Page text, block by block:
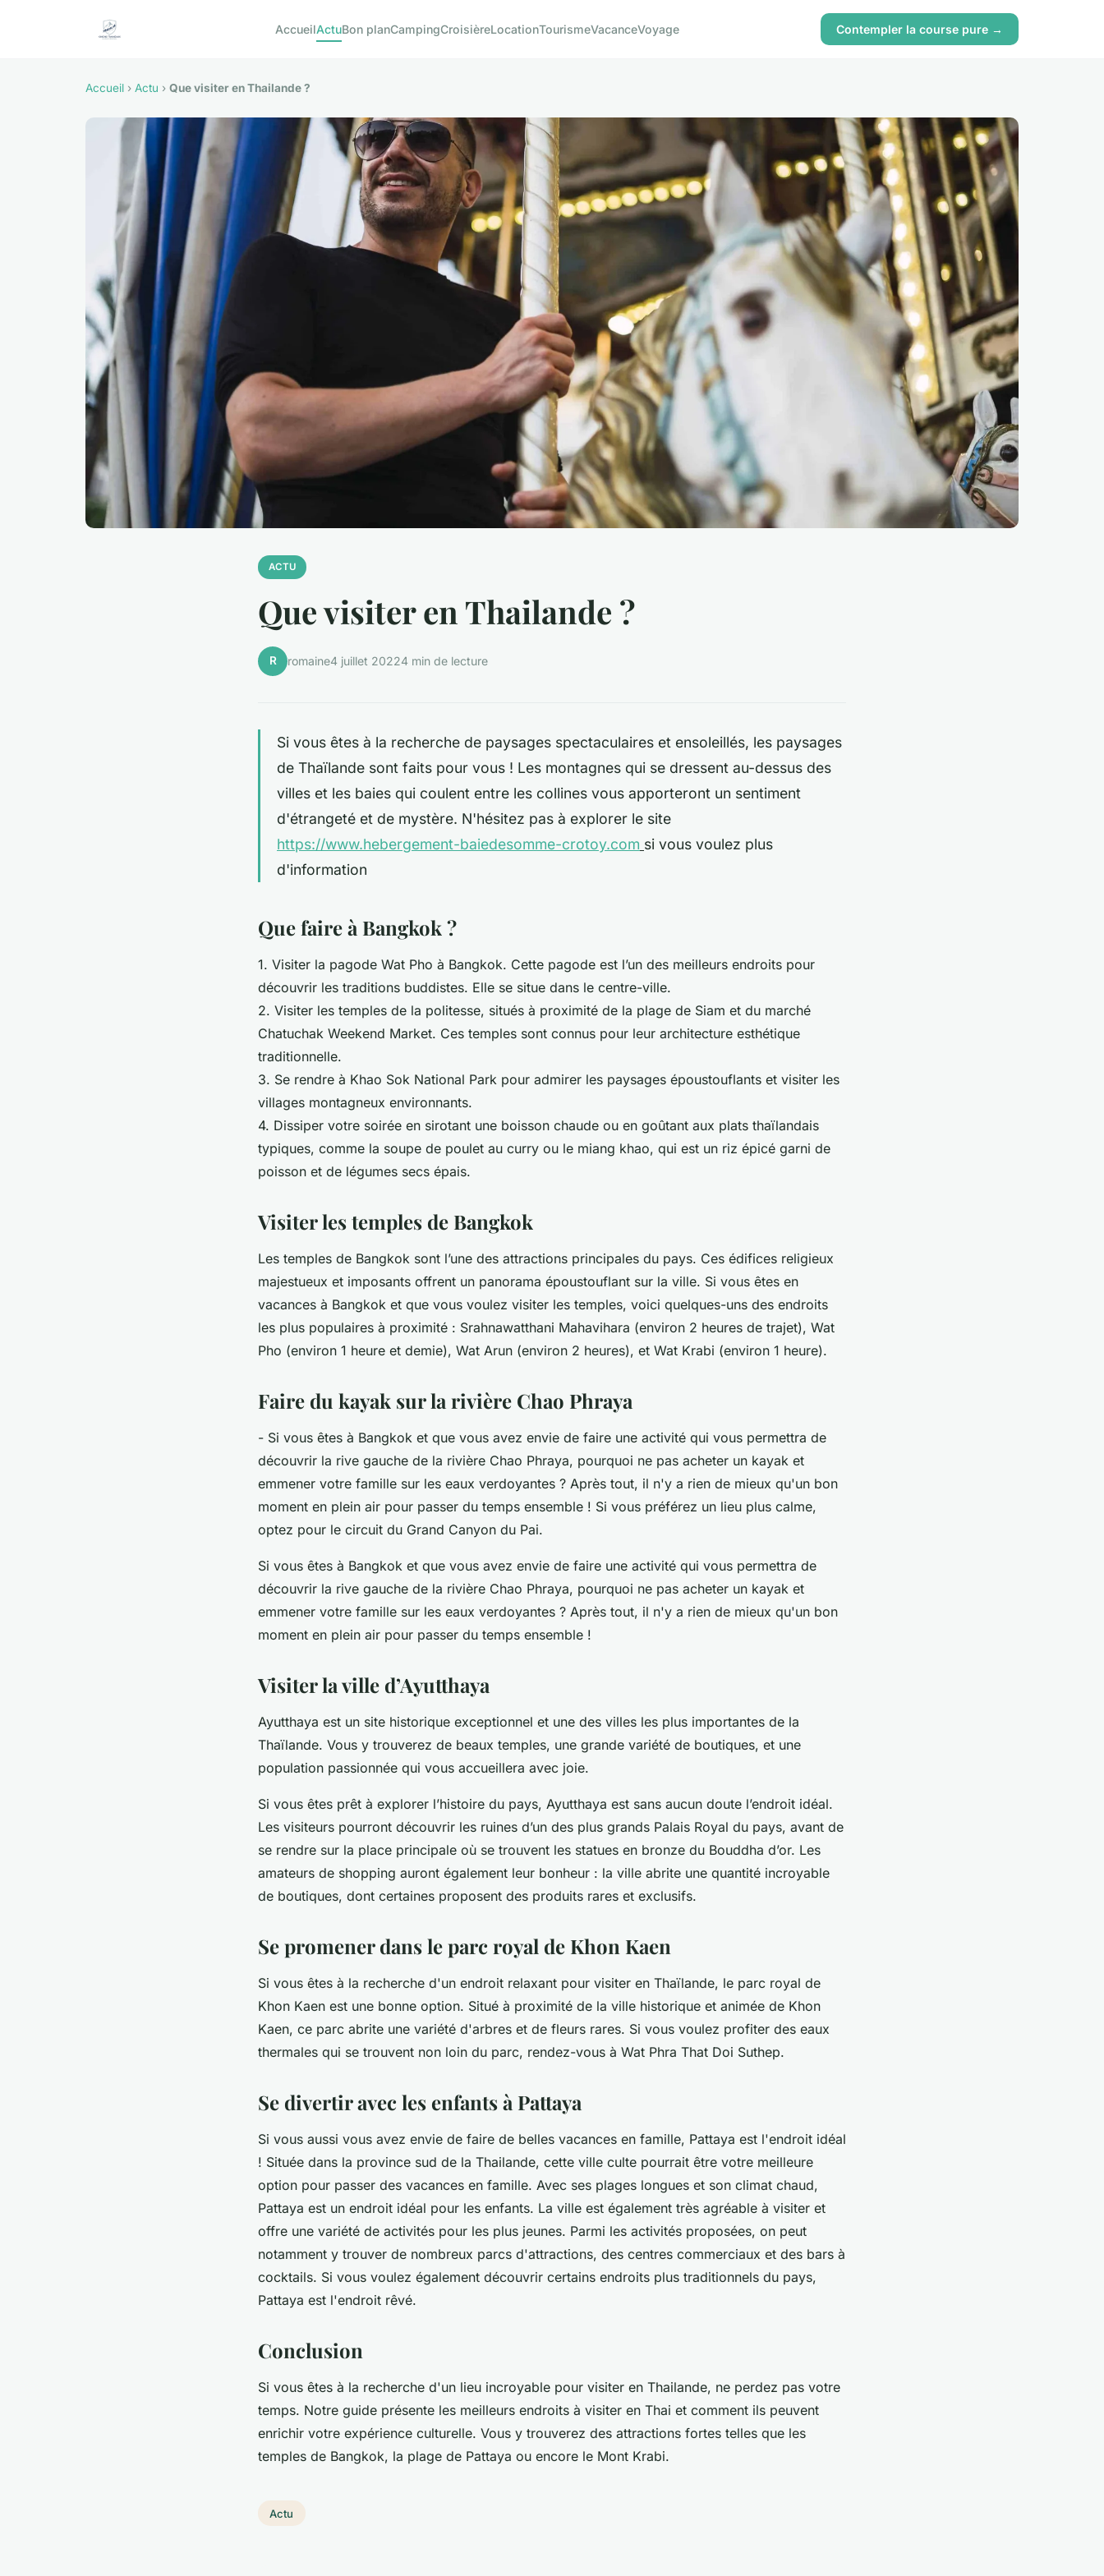
AccueilActuBon planCampingCroisièreLocationTourismeVacanceVoyage Contempler la course pure →
Accueil › Actu › Que visiter en Thailande ?
ACTU
Que visiter en Thailande ?
R romaine4 juillet 20224 min de lecture
Si vous êtes à la recherche de paysages spectaculaires et ensoleillés, les paysages
de Thaïlande sont faits pour vous ! Les montagnes qui se dressent au-dessus des
villes et les baies qui coulent entre les collines vous apporteront un sentiment
d'étrangeté et de mystère. N'hésitez pas à explorer le site
https://www.hebergement-baiedesomme-crotoy.com si vous voulez plus
d'information
Que faire à Bangkok ?
1. Visiter la pagode Wat Pho à Bangkok. Cette pagode est l’un des meilleurs endroits pour
découvrir les traditions buddistes. Elle se situe dans le centre-ville.
2. Visiter les temples de la politesse, situés à proximité de la plage de Siam et du marché
Chatuchak Weekend Market. Ces temples sont connus pour leur architecture esthétique
traditionnelle.
3. Se rendre à Khao Sok National Park pour admirer les paysages époustouflants et visiter les
villages montagneux environnants.
4. Dissiper votre soirée en sirotant une boisson chaude ou en goûtant aux plats thaïlandais
typiques, comme la soupe de poulet au curry ou le miang khao, qui est un riz épicé garni de
poisson et de légumes secs épais.
Visiter les temples de Bangkok
Les temples de Bangkok sont l’une des attractions principales du pays. Ces édifices religieux
majestueux et imposants offrent un panorama époustouflant sur la ville. Si vous êtes en
vacances à Bangkok et que vous voulez visiter les temples, voici quelques-uns des endroits
les plus populaires à proximité : Srahnawatthani Mahavihara (environ 2 heures de trajet), Wat
Pho (environ 1 heure et demie), Wat Arun (environ 2 heures), et Wat Krabi (environ 1 heure).
Faire du kayak sur la rivière Chao Phraya
- Si vous êtes à Bangkok et que vous avez envie de faire une activité qui vous permettra de
découvrir la rive gauche de la rivière Chao Phraya, pourquoi ne pas acheter un kayak et
emmener votre famille sur les eaux verdoyantes ? Après tout, il n'y a rien de mieux qu'un bon
moment en plein air pour passer du temps ensemble ! Si vous préférez un lieu plus calme,
optez pour le circuit du Grand Canyon du Pai.
Si vous êtes à Bangkok et que vous avez envie de faire une activité qui vous permettra de
découvrir la rive gauche de la rivière Chao Phraya, pourquoi ne pas acheter un kayak et
emmener votre famille sur les eaux verdoyantes ? Après tout, il n'y a rien de mieux qu'un bon
moment en plein air pour passer du temps ensemble !
Visiter la ville d’Ayutthaya
Ayutthaya est un site historique exceptionnel et une des villes les plus importantes de la
Thaïlande. Vous y trouverez de beaux temples, une grande variété de boutiques, et une
population passionnée qui vous accueillera avec joie.
Si vous êtes prêt à explorer l’histoire du pays, Ayutthaya est sans aucun doute l’endroit idéal.
Les visiteurs pourront découvrir les ruines d’un des plus grands Palais Royal du pays, avant de
se rendre sur la place principale où se trouvent les statues en bronze du Bouddha d’or. Les
amateurs de shopping auront également leur bonheur : la ville abrite une quantité incroyable
de boutiques, dont certaines proposent des produits rares et exclusifs.
Se promener dans le parc royal de Khon Kaen
Si vous êtes à la recherche d'un endroit relaxant pour visiter en Thaïlande, le parc royal de
Khon Kaen est une bonne option. Situé à proximité de la ville historique et animée de Khon
Kaen, ce parc abrite une variété d'arbres et de fleurs rares. Si vous voulez profiter des eaux
thermales qui se trouvent non loin du parc, rendez-vous à Wat Phra That Doi Suthep.
Se divertir avec les enfants à Pattaya
Si vous aussi vous avez envie de faire de belles vacances en famille, Pattaya est l'endroit idéal
! Située dans la province sud de la Thailande, cette ville culte pourrait être votre meilleure
option pour passer des vacances en famille. Avec ses plages longues et son climat chaud,
Pattaya est un endroit idéal pour les enfants. La ville est également très agréable à visiter et
offre une variété de activités pour les plus jeunes. Parmi les activités proposées, on peut
notamment y trouver de nombreux parcs d'attractions, des centres commerciaux et des bars à
cocktails. Si vous voulez également découvrir certains endroits plus traditionnels du pays,
Pattaya est l'endroit rêvé.
Conclusion
Si vous êtes à la recherche d'un lieu incroyable pour visiter en Thailande, ne perdez pas votre
temps. Notre guide présente les meilleurs endroits à visiter en Thai et comment ils peuvent
enrichir votre expérience culturelle. Vous y trouverez des attractions fortes telles que les
temples de Bangkok, la plage de Pattaya ou encore le Mont Krabi.
Actu